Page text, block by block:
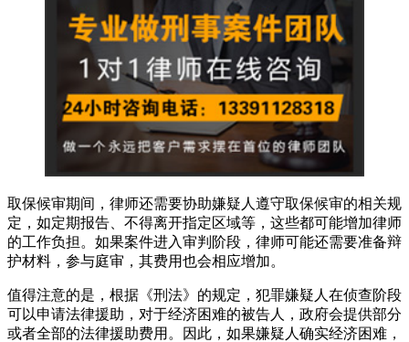
取保候审期间，律师还需要协助嫌疑人遵守取保候审的相关规
定，如定期报告、不得离开指定区域等，这些都可能增加律师
的工作负担。如果案件进入审判阶段，律师可能还需要准备辩
护材料，参与庭审，其费用也会相应增加。
值得注意的是，根据《刑法》的规定，犯罪嫌疑人在侦查阶段
可以申请法律援助，对于经济困难的被告人，政府会提供部分
或者全部的法律援助费用。因此，如果嫌疑人确实经济困难，